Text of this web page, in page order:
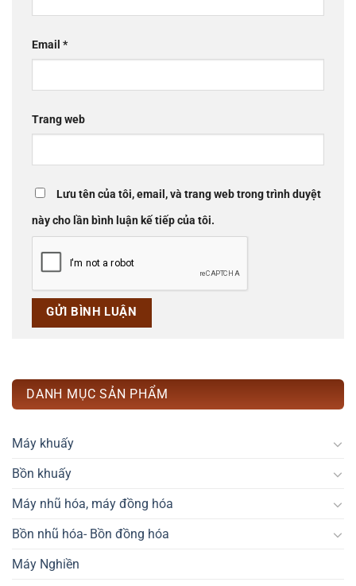
Email *
Trang web
Lưu tên của tôi, email, và trang web trong trình duyệt
này cho lần bình luận kế tiếp của tôi.
DANH MỤC SẢN PHẨM
Máy khuấy
Bồn khuấy
Máy nhũ hóa, máy đồng hóa
Bồn nhũ hóa- Bồn đồng hóa
Máy Nghiền